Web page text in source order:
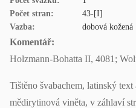
Počet stran:
43-[I]
Vazba:
dobová kožená
Komentář:
Holzmann-Bohatta II, 4081;
Tištěno švabachem, latinský
mědirytinová viněta, v záhlaví